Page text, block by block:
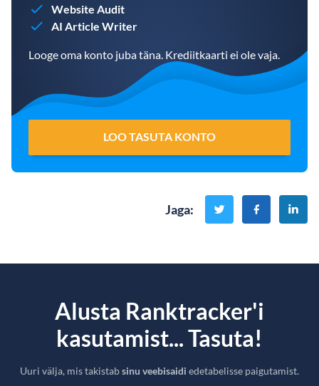
Website Audit
AI Article Writer
Looge oma konto juba täna. Krediitkaarti ei ole vaja.
LOO TASUTA KONTO
Jaga:
Alusta Ranktracker'i
kasutamist... Tasuta!
Uuri välja, mis takistabsinu veebisaidi edetabelisse paigutamist.